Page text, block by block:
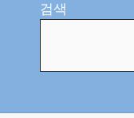
검색